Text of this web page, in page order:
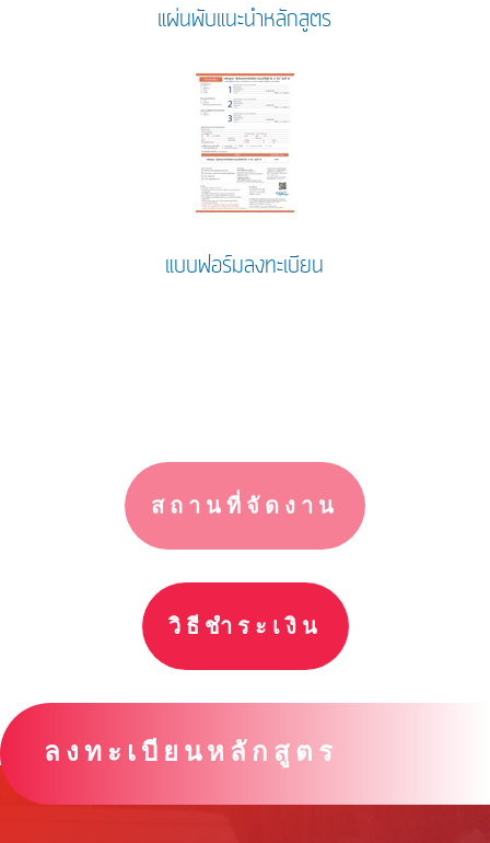
แผ่นพับแนะนำหลักสูตร
แบบฟอร์มลงทะเบียน
สถานที่จัดงาน
วิธีชำระเงิน
ลงทะเบียนหลักสูตร